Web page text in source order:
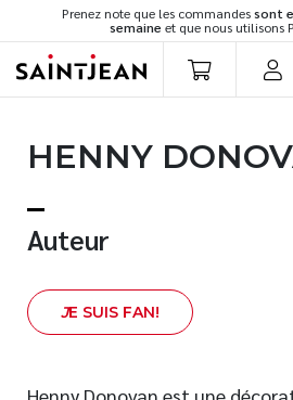
Prenez note que les commandessont
semaine et que nous utilisons
Romans
Développement personnel
Spiritualité
Famille
Témoignages
HENNY
Auteur
JE SUIS FAN!